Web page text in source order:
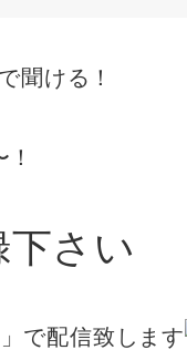
聞ける！
さい
で配信致します